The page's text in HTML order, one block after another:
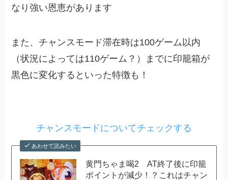
なり強い恩恵があります
また、チャンスモード滞在時は100ゲーム以内
（状況によっては110ゲーム？）までに印籠箱が
黒色に変化するといった特徴も！
チャンスモードについてチェックする
あわせて読みたい
黄門ちゃま喝2 AT終了後に印籠
ポイントが減少！？これはチャン